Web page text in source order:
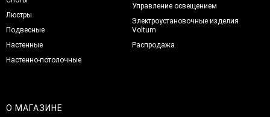
Люстры
Подвесные
Настенные
Настенно-потолочные
Управление освещением
Электроустановочные изделия
Voltum
Распродажа
О МАГАЗИНЕ